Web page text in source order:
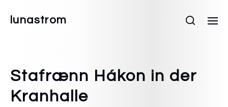
lunastrom
Stafrænn Hákon in der
Kranhalle